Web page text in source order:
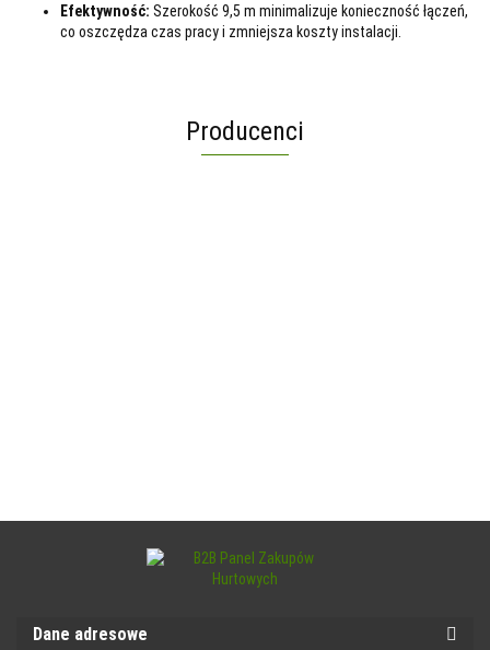
Efektywność: Szerokość 9,5 m minimalizuje konieczność łączeń,
co oszczędza czas pracy i zmniejsza koszty instalacji.
Producenci
Dane adresowe